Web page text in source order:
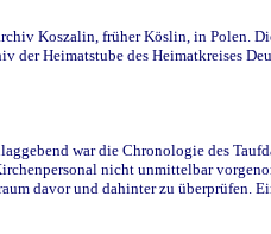
Koszalin, früher Köslin, in Polen.
der Heimatstube des Heimatkreises
war die Chronologie des
nicht unmittelbar
davor und dahinter zu überprüfen.